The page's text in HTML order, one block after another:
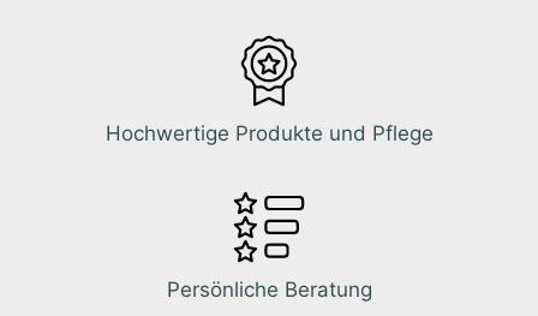
Hochwertige Produkte und Pflege
Persönliche Beratung